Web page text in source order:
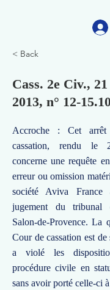
< Back
Cass. 2e Civ.,
2013, n° 12-
Accroche : Cet
cassation, rendu le
concerne une requête
erreur ou omission
société Aviva France
jugement du tribunal
Salon-de-Provence. La
Cour de cassation est
a violé les
procédure civile en
sans avoir porté celle-ci